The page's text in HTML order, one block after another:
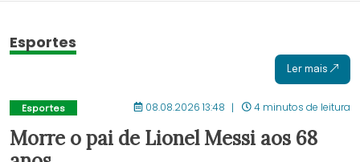
Esportes
Ler mais
Esportes 08.08.2026 13:48 4 minutos de leitura
Morre o pai de Lionel Messi aos 68